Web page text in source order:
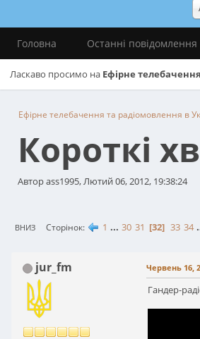
Головна Останні повідомлення
Ласкаво просимо на Ефірне
Ефірне телебачення та радіомовлення в
Короткі
Автор ass1995, Лютий 06, 2012, 19:38:24
ВНИЗ Сторінок 1 ... 30 31 32 33 34
jur_fm Червень 16,
Гандер-